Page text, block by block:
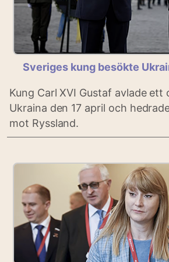
Sveriges kung besökte
Kung Carl XVI Gustaf avlade ett
Ukraina den 17 april och
mot Ryssland.